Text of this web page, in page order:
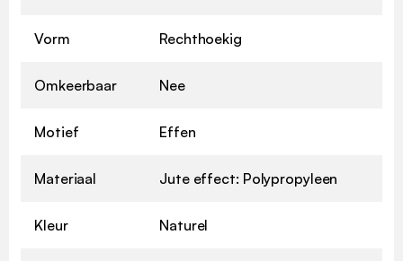
Vorm Rechthoekig
Omkeerbaar Nee
Motief Effen
Materiaal Jute effect: Polypropyleen
Kleur Naturel